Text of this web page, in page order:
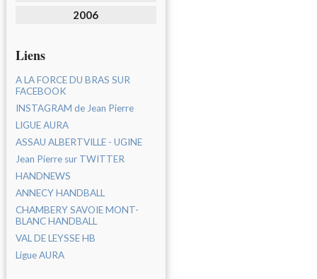
2006
Liens
A LA FORCE DU BRAS SUR
FACEBOOK
INSTAGRAM de Jean Pierre
LIGUE AURA
ASSAU ALBERTVILLE - UGINE
Jean Pierre sur TWITTER
HANDNEWS
ANNECY HANDBALL
CHAMBERY SAVOIE MONT-
BLANC HANDBALL
VAL DE LEYSSE HB
Ligue AURA